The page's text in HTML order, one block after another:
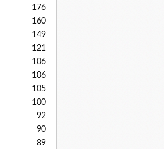
176
160
149
121
106
106
105
100
92
90
89